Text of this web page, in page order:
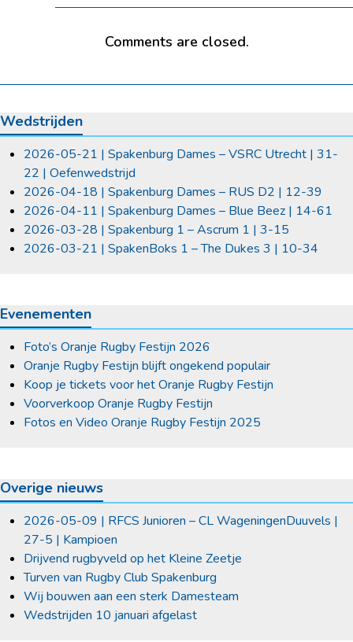
Comments are closed.
Wedstrijden
2026-05-21 | Spakenburg Dames – VSRC Utrecht | 31-
22 | Oefenwedstrijd
2026-04-18 | Spakenburg Dames – RUS D2 | 12-39
2026-04-11 | Spakenburg Dames – Blue Beez | 14-61
2026-03-28 | Spakenburg 1 – Ascrum 1 | 3-15
2026-03-21 | SpakenBoks 1 – The Dukes 3 | 10-34
Evenementen
Foto’s Oranje Rugby Festijn 2026
Oranje Rugby Festijn blijft ongekend populair
Koop je tickets voor het Oranje Rugby Festijn
Voorverkoop Oranje Rugby Festijn
Fotos en Video Oranje Rugby Festijn 2025
Overige nieuws
2026-05-09 | RFCS Junioren – CL WageningenDuuvels |
27-5 | Kampioen
Drijvend rugbyveld op het Kleine Zeetje
Turven van Rugby Club Spakenburg
Wij bouwen aan een sterk Damesteam
Wedstrijden 10 januari afgelast